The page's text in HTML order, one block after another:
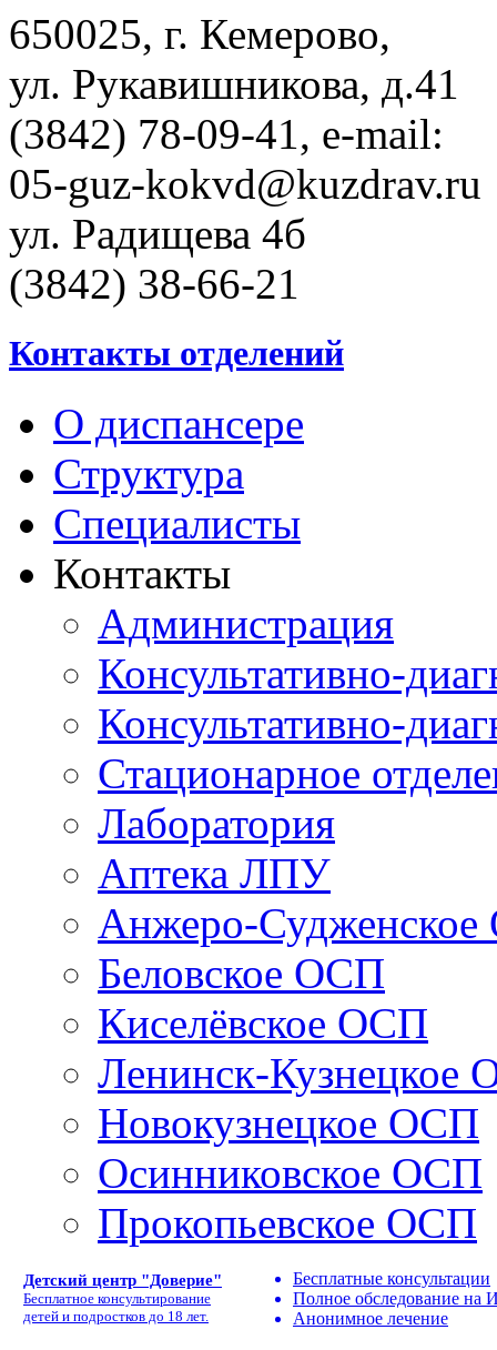
650025, г. Кемерово,
ул. Рукавишникова, д.41
(3842) 78-09-41, e-mail:
05-guz-kоkvd@kuzdrаv.ru
ул. Радищева 4б
(3842) 38-66-21
Контакты отделений
О диспансере
Структура
Специалисты
Контакты
Администрация
Консультативно-
Консультативно-
Стационарное
Лаборатория
Аптека ЛПУ
Анжеро-
Беловское ОСП
Киселёвское ОСП
Ленинск-Кузнецкое
Новокузнецкое ОСП
Осинниковское ОСП
Прокопьевское ОСП
Детский центр "Доверие"
Бесплатное консультирование
детей и подростков до 18 лет.
Бесплатные консультации
Полное обследование
Анонимное лечение